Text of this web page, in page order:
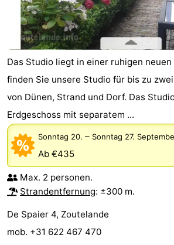
Das Studio liegt in einer ruhigen
finden Sie unsere Studio für bis zu
von Dünen, Strand und Dorf. Das
Erdgeschoss mit separatem ...
Sonntag 20. – Sonntag 27.
Ab €435
Max. 2 personen.
Strandentfernung: ±300 m.
De Spaier 4, Zoutelande
mob. +31 622 467 470